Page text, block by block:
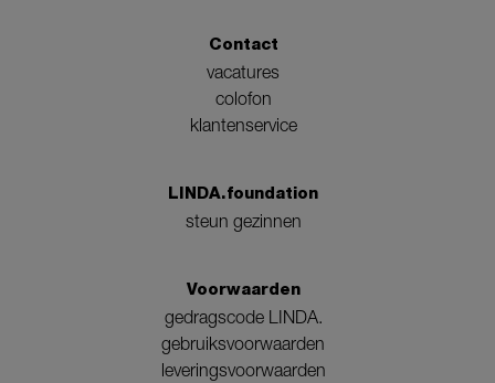
Contact
vacatures
colofon
klantenservice
LINDA.foundation
steun gezinnen
Voorwaarden
gedragscode LINDA.
gebruiksvoorwaarden
leveringsvoorwaarden